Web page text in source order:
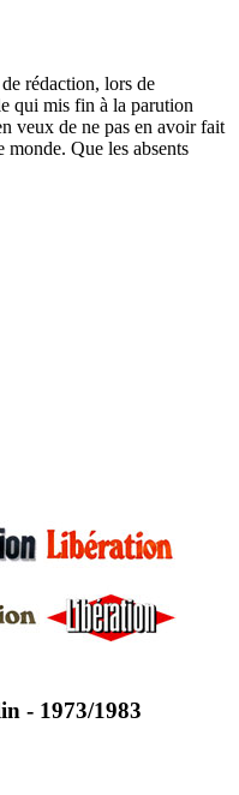
rédaction, lors de
qui mis fin à la parution
veux de ne pas en avoir fait
Que les absents
- 1973/1983